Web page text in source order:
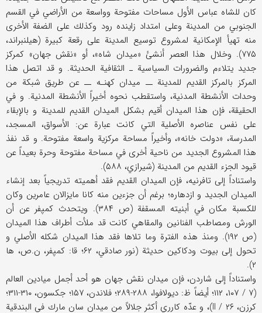
كان للشاه عباس الأول مساحات مفتوحة وواسعة من الأراضي في القسم
الجنوبي من المدينة وعلى امتداد زاينده رود وكذلك على الضفة الأخرى
منه تهيأ الإمكانية لمشروع توسيع المدينة على رقعة كبيرة (هيلنبراند،
۷۷۵). وخلال هذا العصر أنشىٔ «ميدان شاه»، أو «نقش جهان» كمركز
جديد يتلاءم والضرورات السياسية ـ الثقافية الحديثة. و قد اتصل هذا
المركز بالمركز القديم للمدينة ــ ميدان كهنـه ــ عن طريق شبكة من
وحدات الأنشطة المدنية، واستقطب نحوه أخيراً الأنشطة المدنية. و في
الحقيقة، فإن هذا الميدان أقيم بشكل الميدان القديم للمدينة و بالإبقاء
على نفس عناصره الأصلية التي كانت عبارة عن: الأسواق، المسجد،
المدرسة، «دولت خانه»، وأخيراً مساحة مركزية واسعة مفتوحة. و قد نفذ
هذا المشروع الجديد من ناحية أخرى في مساحة مفتوحة وحرة بعيداً عن
قيود الجزء القديم من المدينة (شيرازي، ۵۸۸).
واستناداً إلى تافرنيه، فإن الميدان القديم فقد أهميته تدريجياً بعد إنشاء
الميدان الجديد و ازدهاره؛ برغم أن جزءين منه كانا مايزالان عامرين وكان
للكسبة مكان في أبنيته المسقفة (ص ۳۸۴). ويتحدث كمپفر عن أن
الورش ومصاطب الفنانين والمقاهي كانت قد ملأت أطراف هذا الميدان
(ص ۱۹۲). ومنذ هذه الفترة وما تلاها فقد هذا الميدان شكله الأصلي و
تحول إلى بيوت ودكاكين حديثة (نور صادقي، ۶۲؛ قا: كمپفر، ن.ص، ها
۲).
واستناداً إلى شاردن، فإن ميدان نقش جهان هو أحد أجمل ميادين العالم
(۷ / ۱۰۷، ۱۱۲؛ أيضاً ظ: ديولافوا، ۲۸۸-۲۸۹؛ فلاندن، ۱۵۷؛ جكسون، ۳۱۰-۳۱۱؛
كرزن، II / ۲۶)، و عدّه كارري أكثر جلالاً من ميدان سان مارك في البندقية